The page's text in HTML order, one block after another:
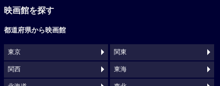
映画館を探す
都道府県から映画館
東京 関東
関西 東海